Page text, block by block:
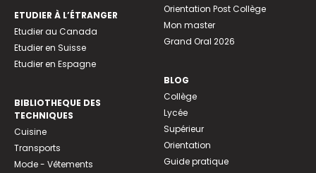
ETUDIER À L’ÉTRANGER
Etudier au Canada
Etudier en Suisse
Etudier en Espagne
BIBLIOTHEQUE DES
TECHNIQUES
Cuisine
Transports
Mode - Vêtements
Orientation Post Collège
Mon master
Grand Oral 2026
BLOG
Collège
Lycée
Supérieur
Orientation
Guide pratique